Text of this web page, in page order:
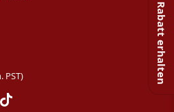
20% Rabatt erhalten
PST)